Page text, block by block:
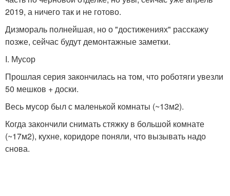
2019, а ничего так и не готово.
Дизмораль полнейшая, но о "достижениях" расскажу
позже, сейчас будут демонтажные заметки.
I. Мусор
Прошлая серия закончилась на том, что роботяги увезли
50 мешков + доски.
Весь мусор был с маленькой комнаты (~13м2).
Когда закончили снимать стяжку в большой комнате
(~17м2), кухне, коридоре поняли, что вызывать надо
снова.